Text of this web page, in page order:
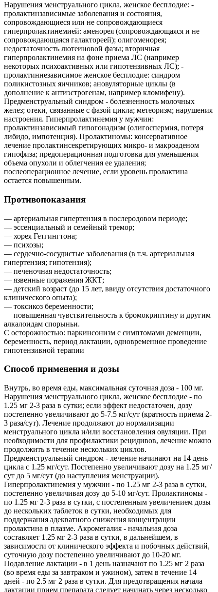
Нарушения менструального цикла, женское бесплодие: -
пролактинзависимые заболевания и состояния,
сопровождающиеся или не сопровождающиеся
гиперпролактинемией: аменорея (сопровождающаяся и не
сопровождающаяся галактореей); олигоменорея;
недостаточность лютеиновой фазы; вторичная
гиперпролактинемия на фоне приема ЛС (например
некоторых психоактивных или гипотензивных ЛС); -
пролактиннезависимое женское бесплодие: синдром
поликистозных яичников; ановуляторные циклы (в
дополнение к антиэстрогенам, например кломифену).
Предменструальный синдром - болезненность молочных
желез; отеки, связанные с фазой цикла; метеоризм; нарушения
настроения. Гиперпролактинемия у мужчин:
пролактинзависимый гипогонадизм (олигоспермия, потеря
либидо, импотенция). Пролактиномы: консервативное
лечение пролактинсекретирующих микро- и макроаденом
гипофиза; предоперационная подготовка для уменьшения
объема опухоли и облегчения ее удаления;
послеоперационное лечение, если уровень пролактина
остается повышенным.
Противопоказания
— артериальная гипертензия в послеродовом периоде;
— эссенциальный и семейный тремор;
— хорея Гетгингтона;
— психозы;
— сердечно-сосудистые заболевания (в т.ч. артериальная
гипертензия; гипотензия);
— печеночная недостаточность;
— язвенные поражения ЖКТ;
— детский возраст (до 15 лет, ввиду отсутствия достаточного
клинического опыта);
— токсикоз беременности;
— повышенная чувствительность к бромокриптину и другим
алкалоидам спорыньи.
С осторожностью: паркинсонизм с симптомами деменции,
беременность, период лактации, одновременное проведение
гипотензивной терапии
Способ применения и дозы
Внутрь, во время еды, максимальная суточная доза - 100 мг.
Нарушения менструального цикла, женское бесплодие - по
1.25 мг 2-3 раза в сутки; если эффект недостаточен, дозу
постепенно увеличивают до 5-7.5 мг/сут (кратность приема 2-
3 раза/сут). Лечение продолжают до нормализации
менструального цикла и/или восстановления овуляции. При
необходимости для профилактики рецидивов, лечение можно
продолжить в течение нескольких циклов.
Предменструальный синдром - лечение начинают на 14 день
цикла с 1.25 мг/сут. Постепенно увеличивают дозу на 1.25 мг/
сут до 5 мг/сут (до наступления менструации).
Гиперпролактинемия у мужчин - по 1.25 мг 2-3 раза в сутки,
постепенно увеличивая дозу до 5-10 мг/сут. Пролактиномы -
по 1.25 мг 2-3 раза в сутки, с постепенным увеличением дозы
до нескольких таблеток в сутки, необходимых для
поддержания адекватного снижения концентрации
пролактина в плазме. Акромегалия - начальная доза
составляет 1.25 мг 2-3 раза в сутки, в дальнейшем, в
зависимости от клинического эффекта и побочных действий,
суточную дозу постепенно увеличивают до 10-20 мг.
Подавление лактации - в 1 день назначают по 1.25 мг 2 раза
(во время еды за завтраком и ужином), затем в течение 14
дней - по 2.5 мг 2 раза в сутки. Для предотвращения начала
лактации прием препарата следует начинать через несколько